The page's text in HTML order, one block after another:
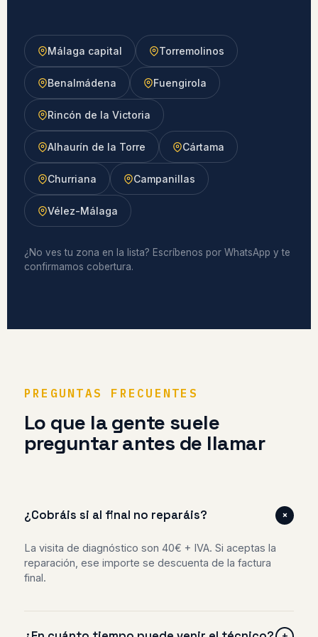
Málaga capital Torremolinos
Benalmádena Fuengirola
Rincón de la Victoria
Alhaurín de la Torre Cártama
Churriana Campanillas
Vélez-Málaga
¿No ves tu zona en la lista? Escríbenos por WhatsApp y te
confirmamos cobertura.
PREGUNTAS FRECUENTES
Lo que la gente suele
preguntar antes de llamar
¿Cobráis si al final no reparáis? +
La visita de diagnóstico son 40€ + IVA. Si aceptas la
reparación, ese importe se descuenta de la factura
final.